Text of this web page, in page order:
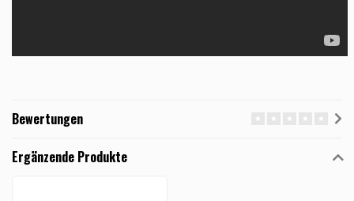
Bewertungen
Ergänzende Produkte